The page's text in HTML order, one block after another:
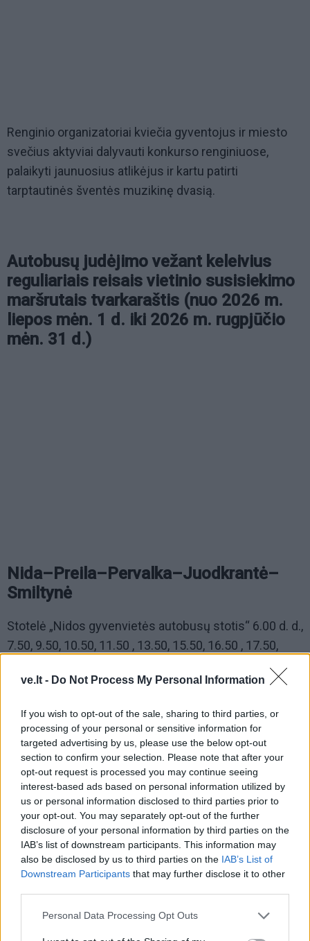
ve.lt - Do Not Process My Personal Information
If you wish to opt-out of the sale, sharing to third parties, or
processing of your personal or sensitive information for
targeted advertising by us, please use the below opt-out
section to confirm your selection. Please note that after your
opt-out request is processed you may continue seeing
interest-based ads based on personal information utilized by
us or personal information disclosed to third parties prior to
your opt-out. You may separately opt-out of the further
disclosure of your personal information by third parties on the
IAB’s list of downstream participants. This information may
also be disclosed by us to third parties on the IAB’s List of
Downstream Participants that may further disclose it to other
Personal Data Processing Opt Outs
Renginio organizatoriai kviečia gyventojus ir miesto
svečius aktyviai dalyvauti konkurso renginiuose,
palaikyti jaunuosius atlikėjus ir kartu patirti
tarptautinės šventės muzikinę dvasią.
Autobusų judėjimo vežant keleivius
reguliariais reisais vietinio susisiekimo
maršrutais tvarkaraštis (nuo 2026 m.
liepos mėn. 1 d. iki 2026 m. rugpjūčio
mėn. 31 d.)
Nida–Preila–Pervalka–Juodkrantė–
Smiltynė
Stotelė „Nidos gyvenvietės autobusų stotis“ 6.00 d. d.,
7.50, 9.50, 10.50, 11.50 , 13.50, 15.50, 16.50 , 17.50,
9.53, 10.53, 13.53, 15.53, 17.53, 18.53, 19.53, 20.53
Stotelė „T. Mano muziejus“ 11.53, 16.53
Stotelė „Preilos gv.“ 6.10 d. d., 8.02, 10.02, 11.02, 12.02,
14.02, 16.02, 17.02, 18.02, 19.02, 20.02, 21.02